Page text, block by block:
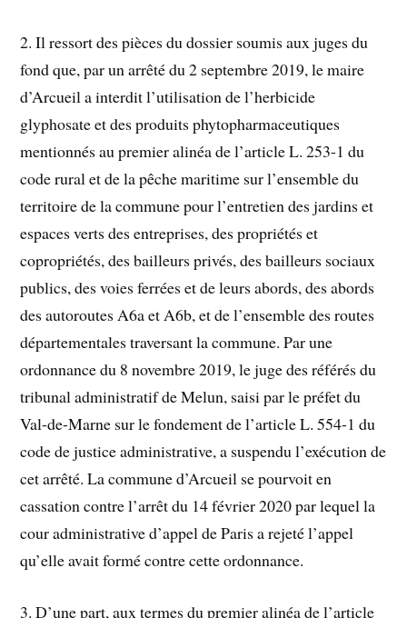
2. Il ressort des pièces du dossier soumis aux juges du
fond que, par un arrêté du 2 septembre 2019, le maire
d’Arcueil a interdit l’utilisation de l’herbicide
glyphosate et des produits phytopharmaceutiques
mentionnés au premier alinéa de l’article L. 253-1 du
code rural et de la pêche maritime sur l’ensemble du
territoire de la commune pour l’entretien des jardins et
espaces verts des entreprises, des propriétés et
copropriétés, des bailleurs privés, des bailleurs sociaux
publics, des voies ferrées et de leurs abords, des abords
des autoroutes A6a et A6b, et de l’ensemble des routes
départementales traversant la commune. Par une
ordonnance du 8 novembre 2019, le juge des référés du
tribunal administratif de Melun, saisi par le préfet du
Val-de-Marne sur le fondement de l’article L. 554-1 du
code de justice administrative, a suspendu l’exécution de
cet arrêté. La commune d’Arcueil se pourvoit en
cassation contre l’arrêt du 14 février 2020 par lequel la
cour administrative d’appel de Paris a rejeté l’appel
qu’elle avait formé contre cette ordonnance.
3. D’une part, aux termes du premier alinéa de l’article